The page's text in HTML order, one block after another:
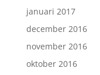
januari 2017
december 2016
november 2016
oktober 2016